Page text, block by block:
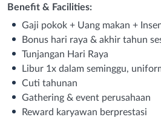
Benefit & Facilities:
Gaji pokok + Uang makan +
Bonus hari raya & akhir tahun
Tunjangan Hari Raya
Libur 1x dalam seminggu,
Cuti tahunan
Gathering & event perusahaan
Reward karyawan berprestasi